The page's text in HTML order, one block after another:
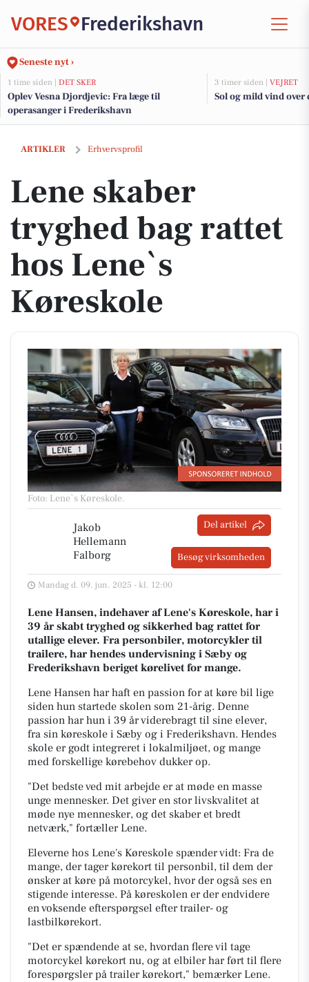
VORES Frederikshavn
Seneste nyt ›
1 time siden | DET SKER
Oplev Vesna Djordjevic: Fra læge til
operasanger i Frederikshavn
3 timer siden | VEJRET
Sol og mild vind over
ARTIKLER Erhvervsprofil
Lene skaber tryghed bag rattet hos Lene`s Køreskole
Lene skaber
tryghed bag rattet
hos Lene`s
Køreskole
Foto: Lene`s Køreskole.
Jakob
Hellemann
Falborg
Del artikel
Besøg virksomheden
Mandag d. 09. jun. 2025 - kl. 12:00
Lene Hansen, indehaver af Lene's Køreskole, har i
39 år skabt tryghed og sikkerhed bag rattet for
utallige elever. Fra personbiler, motorcykler til
trailere, har hendes undervisning i Sæby og
Frederikshavn beriget kørelivet for mange.
Lene Hansen har haft en passion for at køre bil lige
siden hun startede skolen som 21-årig. Denne
passion har hun i 39 år viderebragt til sine elever,
fra sin køreskole i Sæby og i Frederikshavn. Hendes
skole er godt integreret i lokalmiljøet, og mange
med forskellige kørebehov dukker op.
"Det bedste ved mit arbejde er at møde en masse
unge mennesker. Det giver en stor livskvalitet at
møde nye mennesker, og det skaber et bredt
netværk," fortæller Lene.
Eleverne hos Lene's Køreskole spænder vidt: Fra de
mange, der tager kørekort til personbil, til dem der
ønsker at køre på motorcykel, hvor der også ses en
stigende interesse. På køreskolen er der endvidere
en voksende efterspørgsel efter trailer- og
lastbilkørekort.
"Det er spændende at se, hvordan flere vil tage
motorcykel kørekort nu, og at elbiler har ført til flere
forespørgsler på trailer kørekort," bemærker Lene.